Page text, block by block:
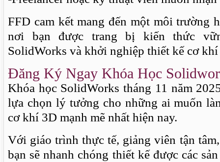
FFD cam kết mang đến một môi trường
nơi bạn được trang bị kiến thức
SolidWorks và khởi nghiệp thiết kế cơ
Đăng Ký Ngay Khóa Học
Khóa học SolidWorks tháng 11 năm
lựa chọn lý tưởng cho những ai muốn
cơ khí 3D mạnh mẽ nhất hiện nay.
Với giáo trình thực tế, giảng viên tận
bạn sẽ nhanh chóng thiết kế được các